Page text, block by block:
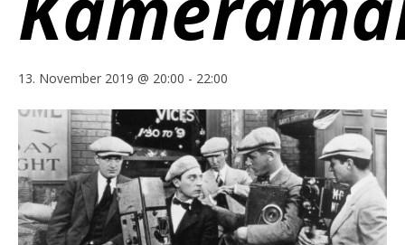
13. November 2019 @ 20:00 - 22:00